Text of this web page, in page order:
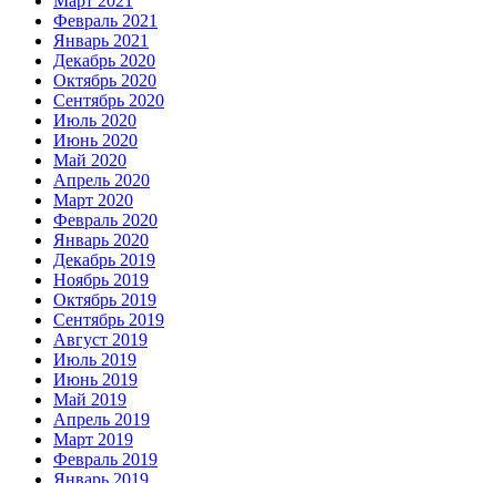
Февраль 2021
Январь 2021
Декабрь 2020
Октябрь 2020
Сентябрь 2020
Июль 2020
Июнь 2020
Май 2020
Апрель 2020
Март 2020
Февраль 2020
Январь 2020
Декабрь 2019
Ноябрь 2019
Октябрь 2019
Сентябрь 2019
Август 2019
Июль 2019
Июнь 2019
Май 2019
Апрель 2019
Март 2019
Февраль 2019